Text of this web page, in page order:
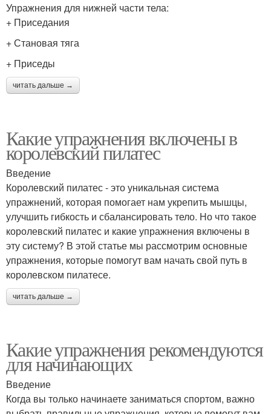
Упражнения для нижней части тела:
+ Приседания
+ Становая тяга
+ Приседы
читать дальше →
Какие упражнения включены в
королевский пилатес
Введение
Королевский пилатес - это уникальная система
упражнений, которая помогает нам укрепить мышцы,
улучшить гибкость и сбалансировать тело. Но что такое
королевский пилатес и какие упражнения включены в
эту систему? В этой статье мы рассмотрим основные
упражнения, которые помогут вам начать свой путь в
королевском пилатесе.
читать дальше →
Какие упражнения рекомендуются
для начинающих
Введение
Когда вы только начинаете заниматься спортом, важно